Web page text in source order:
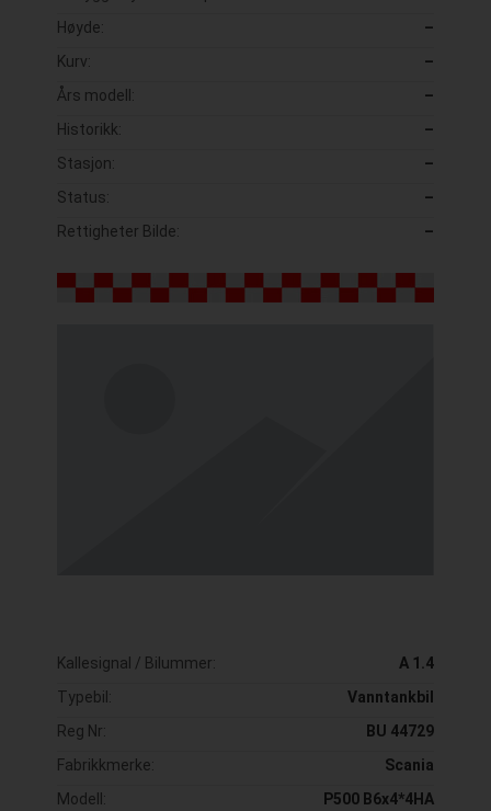
Høyde:
–
Kurv:
–
Års modell:
–
Historikk:
–
Stasjon:
–
Status:
–
Rettigheter Bilde:
–
Kallesignal / Bilummer:
A 1.4
Typebil:
Vanntankbil
Reg Nr:
BU 44729
Fabrikkmerke:
Scania
Modell:
P500 B6x4*4HA